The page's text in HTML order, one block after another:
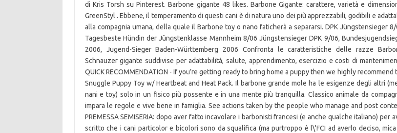
di Kris Torsh su Pinterest. Barbone gigante 48 likes. Barbone Gigante: carattere, varietà e
GreenStyl . Ebbene, il temperamento di questi cani è di natura uno dei più apprezzabili, godibili e
alla compagnia umana, della quale il Barbone toy o nano faticherà a separarsi. DPK Jüngstensieger 8/
Tagesbeste Hündin der Jüngstenklasse Mannheim 8/06 Jüngstensieger DPK 9/06,
2006, Jugend-Sieger Baden-Württemberg 2006 Confronta le caratteristiche delle razze
Schnauzer gigante suddivise per adattabilità, salute, apprendimento, esercizio e costi di
QUICK RECOMMENDATION - If you’re getting ready to bring home a puppy then we highly recommend
Snuggle Puppy Toy w/ Heartbeat and Heat Pack. Il barbone grande mole ha le esigenze degli altri
nani e toy) solo in un fisico più possente e in una mente più tranquilla. Classico animale da
impara le regole e vive bene in famiglia. See actions taken by the people who manage and post
PREMESSA SEMISERIA: dopo aver fatto incavolare i barbonisti francesi (e anche qualche italiano) per
scritto che i cani particolor e bicolori sono da squalifica (ma purtroppo è l\'FCI ad averlo deciso, mica